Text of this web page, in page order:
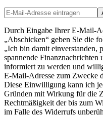
Durch Eingabe Ihrer E-Mail-
„Abschicken“ geben Sie die
„Ich bin damit einverstanden,
spannende Finanznachrichten
informiert zu werden und
E-Mail-Adresse zum Zwecke
Diese Einwilligung kann ich
Gründen mit Wirkung für die
Rechtmäßigkeit der bis zum
im Falle des Widerrufs